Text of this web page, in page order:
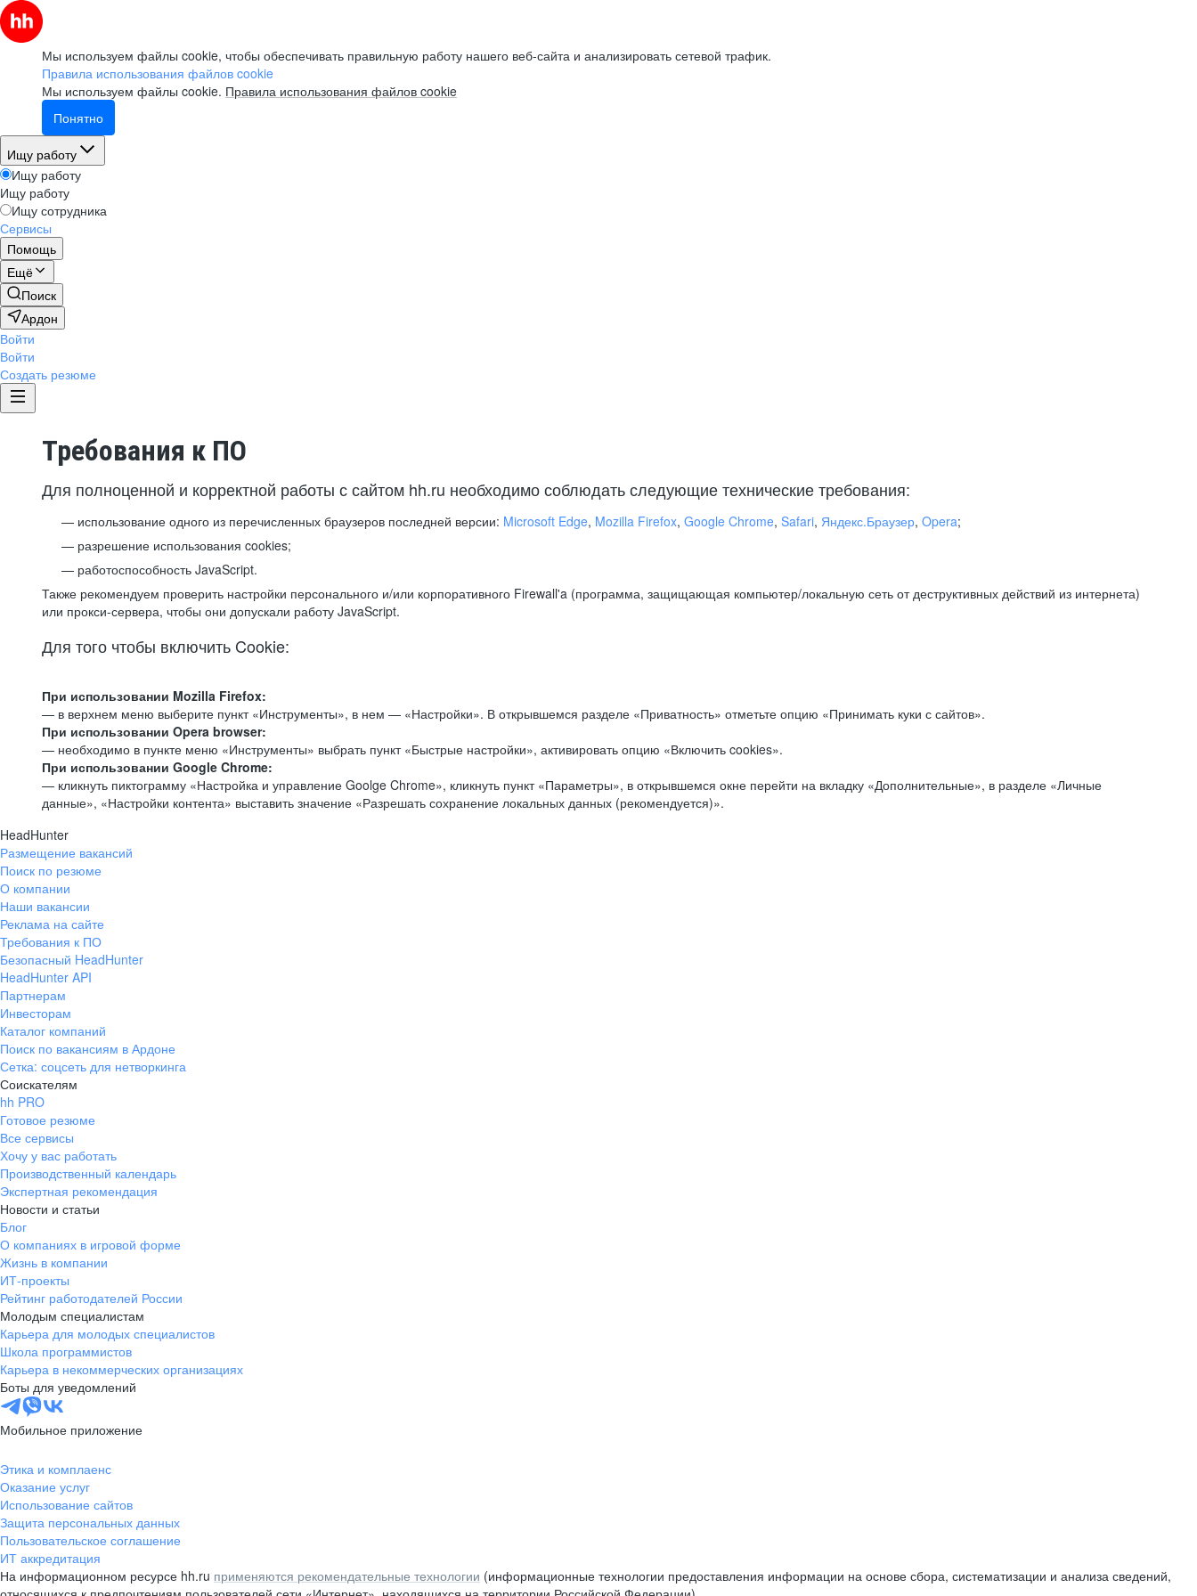
Мы используем файлы cookie, чтобы обеспечивать правильную работу нашего веб-сайта и анализировать сетевой трафик.
Правила использования файлов cookie
Мы используем файлы cookie. Правила использования файлов cookie
Понятно
Ищу работу
Ищу работу
Ищу работу
Ищу сотрудника
Сервисы
Помощь
Ещё
Поиск
Ардон
Войти
Войти
Создать резюме
Требования к ПО
Для полноценной и корректной работы с сайтом hh.ru необходимо соблюдать следующие технические требования:
использование одного из перечисленных браузеров последней версии: Microsoft Edge, Mozilla Firefox, Google Chrome, Safari, Яндекс.Браузер, Opera;
разрешение использования cookies;
работоспособность JavaScript.
Также рекомендуем проверить настройки персонального и/или корпоративного Firewall'a (программа, защищающая компьютер/локальную сеть от деструктивных действий из интернета)
или прокси-сервера, чтобы они допускали работу JavaScript.
Для того чтобы включить Cookie:
При использовании Mozilla Firefox:
— в верхнем меню выберите пункт «Инструменты», в нем — «Настройки». В открывшемся разделе «Приватность» отметьте опцию «Принимать куки с сайтов».
При использовании Opera browser:
— необходимо в пункте меню «Инструменты» выбрать пункт «Быстрые настройки», активировать опцию «Включить cookies».
При использовании Google Chrome:
— кликнуть пиктограмму «Настройка и управление Goolge Chrome», кликнуть пункт «Параметры», в открывшемся окне перейти на вкладку «Дополнительные», в разделе «Личные
данные», «Настройки контента» выставить значение «Разрешать сохранение локальных данных (рекомендуется)».
HeadHunter
Размещение вакансий
Поиск по резюме
О компании
Наши вакансии
Реклама на сайте
Требования к ПО
Безопасный HeadHunter
HeadHunter API
Партнерам
Инвесторам
Каталог компаний
Поиск по вакансиям в Ардоне
Сетка: соцсеть для нетворкинга
Соискателям
hh PRO
Готовое резюме
Все сервисы
Хочу у вас работать
Производственный календарь
Экспертная рекомендация
Новости и статьи
Блог
О компаниях в игровой форме
Жизнь в компании
ИТ-проекты
Рейтинг работодателей России
Молодым специалистам
Карьера для молодых специалистов
Школа программистов
Карьера в некоммерческих организациях
Боты для уведомлений
Мобильное приложение
Этика и комплаенс
Оказание услуг
Использование сайтов
Защита персональных данных
Пользовательское соглашение
ИТ аккредитация
На информационном ресурсе hh.ru применяются рекомендательные технологии (информационные технологии предоставления информации на основе сбора, систематизации и анализа сведений,